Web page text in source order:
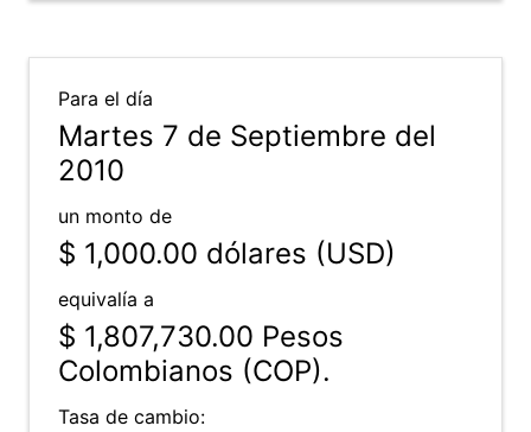
Para el día
Martes 7 de Septiembre del
2010
un monto de
$ 1,000.00 dólares (USD)
equivalía a
$ 1,807,730.00 Pesos
Colombianos (COP).
Tasa de cambio: